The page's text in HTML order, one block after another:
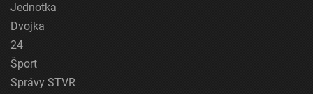
Jednotka
Dvojka
24
Šport
Správy STVR